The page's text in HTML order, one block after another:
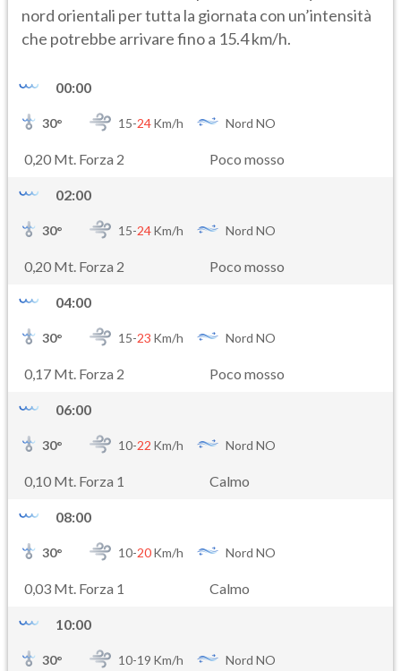
nord orientali per tutta la giornata con un’intensità
che potrebbe arrivare fino a 15.4 km/h.
00:00
30° 15-24Km/h Nord NO
0,20 Mt. Forza 2 Poco mosso
02:00
30° 15-24Km/h Nord NO
0,20 Mt. Forza 2 Poco mosso
04:00
30° 15-23 Km/h Nord NO
0,17 Mt. Forza 2 Poco mosso
06:00
30° 10-22 Km/h Nord NO
0,10 Mt. Forza 1 Calmo
08:00
30° 10-20Km/h Nord NO
0,03 Mt. Forza 1 Calmo
10:00
30° 10-19 Km/h Nord NO